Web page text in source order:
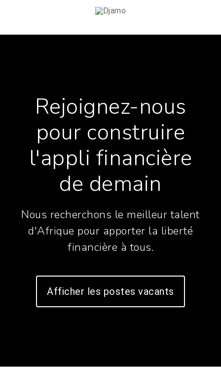
Rejoignez-nous
pour construire
l'appli financière
de demain
Nous recherchons le meilleur talent
d'Afrique pour apporter la liberté
financière à tous.
Afficher les postes vacants